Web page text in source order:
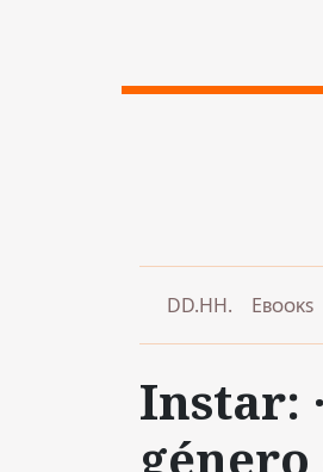
DD.HH. Ebooks
Instar:
género